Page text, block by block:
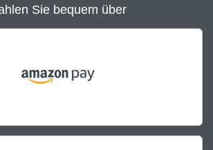
Sie bequem über